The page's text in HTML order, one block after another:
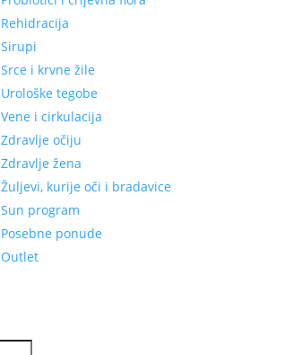
Rehidracija
Sirupi
Srce i krvne žile
Urološke tegobe
Vene i cirkulacija
Zdravlje očiju
Zdravlje žena
Žuljevi, kurije oči i bradavice
Sun program
Posebne ponude
Outlet